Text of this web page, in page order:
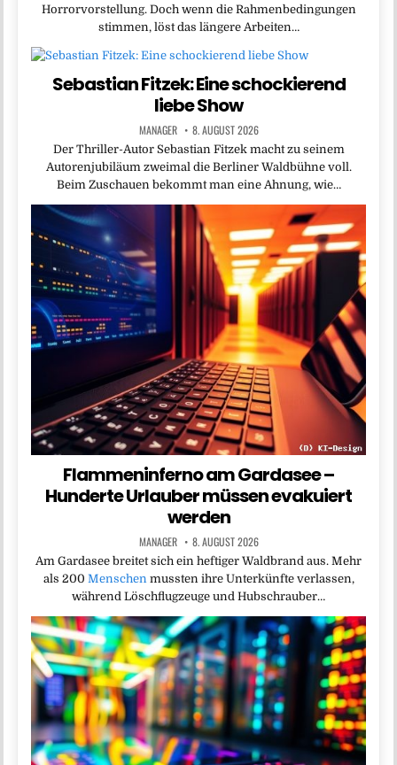
Horrorvorstellung. Doch wenn die Rahmenbedingungen
stimmen, löst das längere Arbeiten…
Sebastian Fitzek: Eine schockierend
liebe Show
MANAGER 8. AUGUST 2026
Der Thriller-Autor Sebastian Fitzek macht zu seinem
Autorenjubiläum zweimal die Berliner Waldbühne voll.
Beim Zuschauen bekommt man eine Ahnung, wie…
Flammeninferno am Gardasee –
Hunderte Urlauber müssen evakuiert
werden
MANAGER 8. AUGUST 2026
Am Gardasee breitet sich ein heftiger Waldbrand aus. Mehr
als 200 Menschenmussten ihre Unterkünfte verlassen,
während Löschflugzeuge und Hubschrauber…